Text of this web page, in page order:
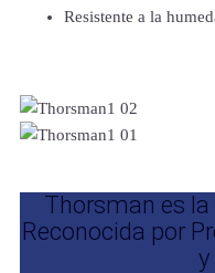
Resistente a la
Thorsman es la
Reconocida por
y